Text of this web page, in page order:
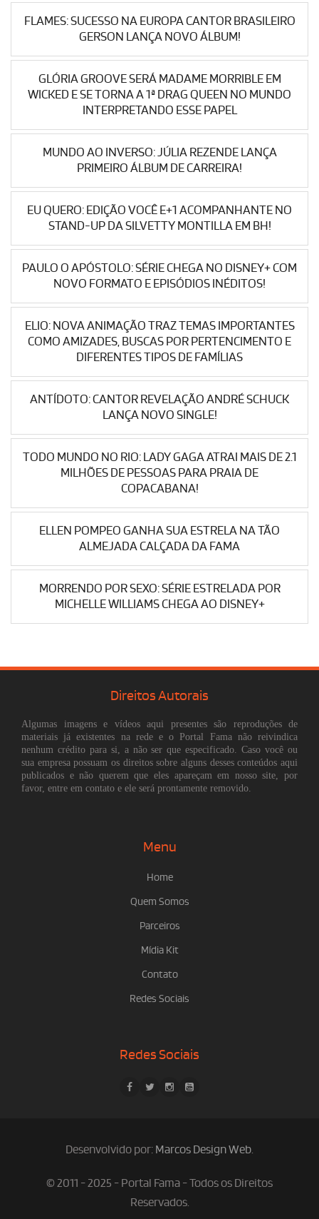
FLAMES: SUCESSO NA EUROPA CANTOR BRASILEIRO
GERSON LANÇA NOVO ÁLBUM!
GLÓRIA GROOVE SERÁ MADAME MORRIBLE EM
WICKED E SE TORNA A 1ª DRAG QUEEN NO MUNDO
INTERPRETANDO ESSE PAPEL
MUNDO AO INVERSO: JÚLIA REZENDE LANÇA
PRIMEIRO ÁLBUM DE CARREIRA!
EU QUERO: EDIÇÃO VOCÊ E+1 ACOMPANHANTE NO
STAND-UP DA SILVETTY MONTILLA EM BH!
PAULO O APÓSTOLO: SÉRIE CHEGA NO DISNEY+ COM
NOVO FORMATO E EPISÓDIOS INÉDITOS!
ELIO: NOVA ANIMAÇÃO TRAZ TEMAS IMPORTANTES
COMO AMIZADES, BUSCAS POR PERTENCIMENTO E
DIFERENTES TIPOS DE FAMÍLIAS
ANTÍDOTO: CANTOR REVELAÇÃO ANDRÉ SCHUCK
LANÇA NOVO SINGLE!
TODO MUNDO NO RIO: LADY GAGA ATRAI MAIS DE 2.1
MILHÕES DE PESSOAS PARA PRAIA DE
COPACABANA!
ELLEN POMPEO GANHA SUA ESTRELA NA TÃO
ALMEJADA CALÇADA DA FAMA
MORRENDO POR SEXO: SÉRIE ESTRELADA POR
MICHELLE WILLIAMS CHEGA AO DISNEY+
Direitos Autorais
Algumas imagens e vídeos aqui presentes são reproduções de
materiais já existentes na rede e o Portal Fama não reivindica
nenhum crédito para si, a não ser que especificado. Caso você ou
sua empresa possuam os direitos sobre alguns desses conteúdos aqui
publicados e não querem que eles apareçam em nosso site, por
favor, entre em contato e ele será prontamente removido.
Menu
Home
Quem Somos
Parceiros
Mídia Kit
Contato
Redes Sociais
Redes Sociais
Desenvolvido por: Marcos Design Web.
© 2011 - 2025 - Portal Fama - Todos os Direitos
Reservados.